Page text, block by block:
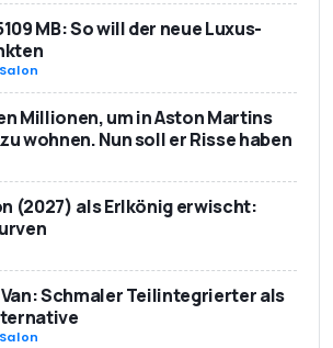
MB: So will der neue Luxus-
Millionen, um in Aston Martins
wohnen. Nun soll er Risse haben
(2027) als Erlkönig erwischt:
Schmaler Teilintegrierter als